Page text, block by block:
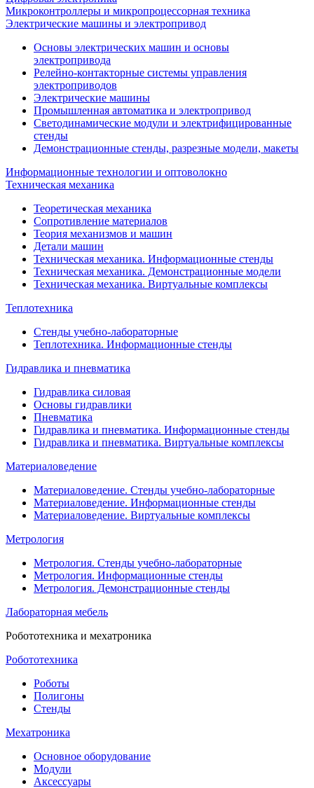
Микроконтроллеры и микропроцессорная техника
Электрические машины и электропривод
Основы электрических машин и основы
электропривода
Релейно-контакторные системы управления
электроприводов
Электрические машины
Промышленная автоматика и электропривод
Светодинамические модули и электрифицированные
стенды
Демонстрационные стенды, разрезные модели, макеты
Информационные технологии и оптоволокно
Техническая механика
Теоретическая механика
Сопротивление материалов
Теория механизмов и машин
Детали машин
Техническая механика. Информационные стенды
Техническая механика. Демонстрационные модели
Техническая механика. Виртуальные комплексы
Теплотехника
Стенды учебно-лабораторные
Теплотехника. Информационные стенды
Гидравлика и пневматика
Гидравлика силовая
Основы гидравлики
Пневматика
Гидравлика и пневматика. Информационные стенды
Гидравлика и пневматика. Виртуальные комплексы
Материаловедение
Материаловедение. Стенды учебно-лабораторные
Материаловедение. Информационные стенды
Материаловедение. Виртуальные комплексы
Метрология
Метрология. Стенды учебно-лабораторные
Метрология. Информационные стенды
Метрология. Демонстрационные стенды
Лабораторная мебель
Робототехника и мехатроника
Робототехника
Роботы
Полигоны
Стенды
Мехатроника
Основное оборудование
Модули
Аксессуары